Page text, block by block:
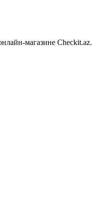
магазине Checkit.az.